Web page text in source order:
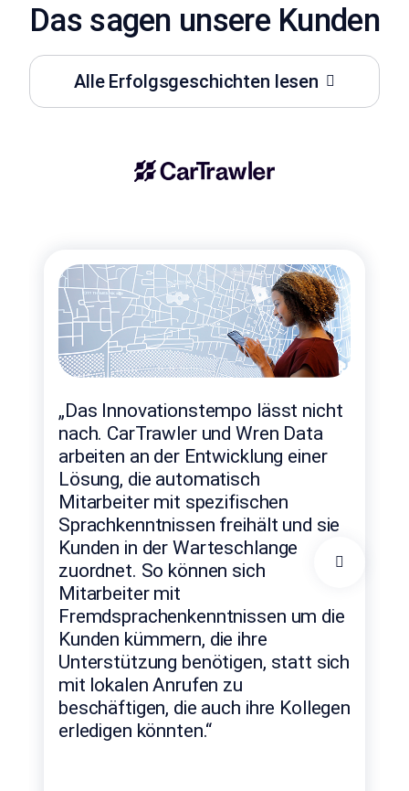
Das sagen unsere Kunden
Alle Erfolgsgeschichten lesen
„Das Innovationstempo lässt nicht
nach. CarTrawler und Wren Data
arbeiten an der Entwicklung einer
Lösung, die automatisch
Mitarbeiter mit spezifischen
Sprachkenntnissen freihält und sie
Kunden in der Warteschlange
zuordnet. So können sich
Mitarbeiter mit
Fremdsprachenkenntnissen um die
Kunden kümmern, die ihre
Unterstützung benötigen, statt sich
mit lokalen Anrufen zu
beschäftigen, die auch ihre Kollegen
erledigen könnten.“